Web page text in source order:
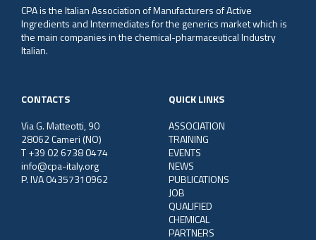
CPA is the Italian Association of Manufacturers of Active
Ingredients and Intermediates for the generics market which is
the main companies in the chemical-pharmaceutical Industry
Italian.
CONTACTS
Via G. Matteotti, 90
28062 Cameri (NO)
T +39 02 6738 0474
info@cpa-italy.org
P. IVA 04357310962
QUICK LINKS
ASSOCIATION
TRAINING
EVENTS
NEWS
PUBLICATIONS
JOB
QUALIFIED
CHEMICAL
PARTNERS